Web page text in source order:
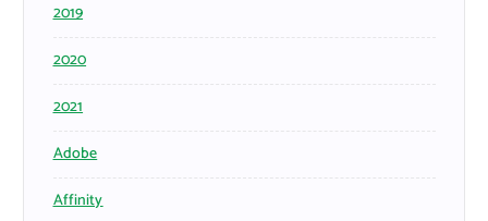
2019
2020
2021
Adobe
Affinity